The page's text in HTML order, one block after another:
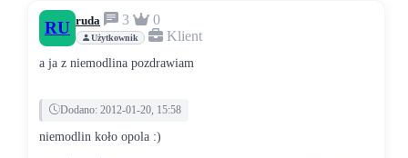
RU ruda 3 0
Użytkownik Klient
a ja z niemodlina pozdrawiam
Dodano: 2012-01-20, 15:58
niemodlin koło opola :)